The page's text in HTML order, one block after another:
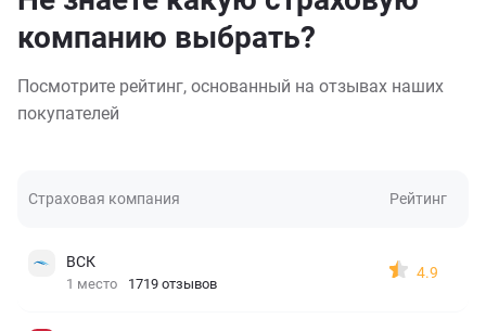
компанию выбрать?
Посмотрите рейтинг, основанный на отзывах наших
покупателей
Страховая компания Рейтинг
ВСК
1 место 1719 отзывов
4.9